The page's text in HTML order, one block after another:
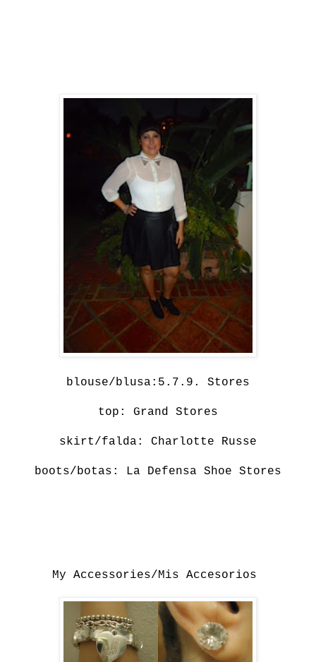
blouse/blusa:5.7.9. Stores
top: Grand Stores
skirt/falda: Charlotte Russe
boots/botas: La Defensa Shoe Stores
My Accessories/Mis Accesorios